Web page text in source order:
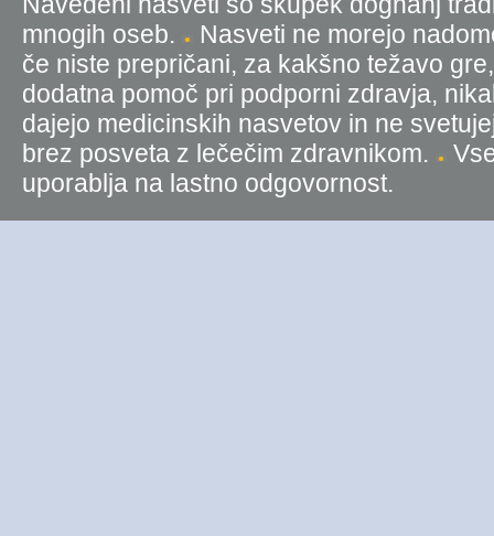
mnogih oseb.
Nasveti ne morejo
če niste prepričani, za kakšno težavo
dodatna pomoč pri podporni zdravja,
dajejo medicinskih nasvetov in ne
brez posveta z lečečim zdravnikom.
uporablja na lastno odgovornost.